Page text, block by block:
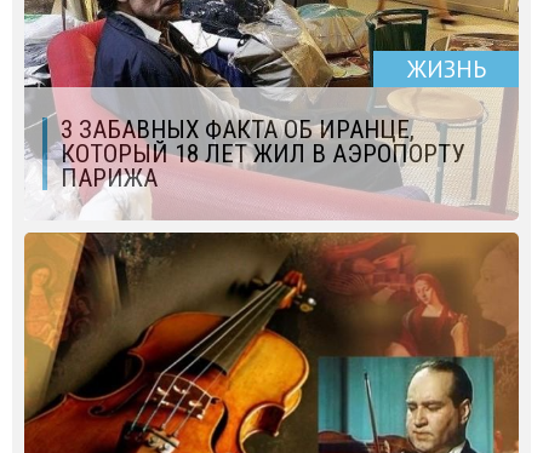
ЖИЗНЬ
3 ЗАБАВНЫХ ФАКТА ОБ ИРАНЦЕ,
КОТОРЫЙ 18 ЛЕТ ЖИЛ В АЭРОПОРТУ
ПАРИЖА